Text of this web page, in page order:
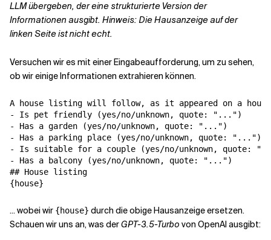
LLM übergeben, der eine strukturierte Version der
Informationen ausgibt. Hinweis: Die Hausanzeige auf der
linken Seite ist nicht echt.
Versuchen wir es mit einer Eingabeaufforderung, um zu sehen,
ob wir einige Informationen extrahieren können.
A house listing will follow, as it appeared on a
- Is pet friendly (yes/no/unknown, quote: "...")
- Has a garden (yes/no/unknown, quote: "...")
- Has a parking place (yes/no/unknown, quote: "...")
- Is suitable for a couple (yes/no/unknown, quote:
- Has a balcony (yes/no/unknown, quote: "...")
## House listing
... wobei wir {house} durch die obige Hausanzeige ersetzen.
Schauen wir uns an, was derGPT-3.5-Turbo von OpenAI ausgibt: